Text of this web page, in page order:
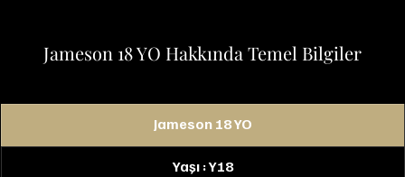
Jameson 18 YO Hakkında Temel Bilgiler
Jameson 18 YO
Yaşı : Y18